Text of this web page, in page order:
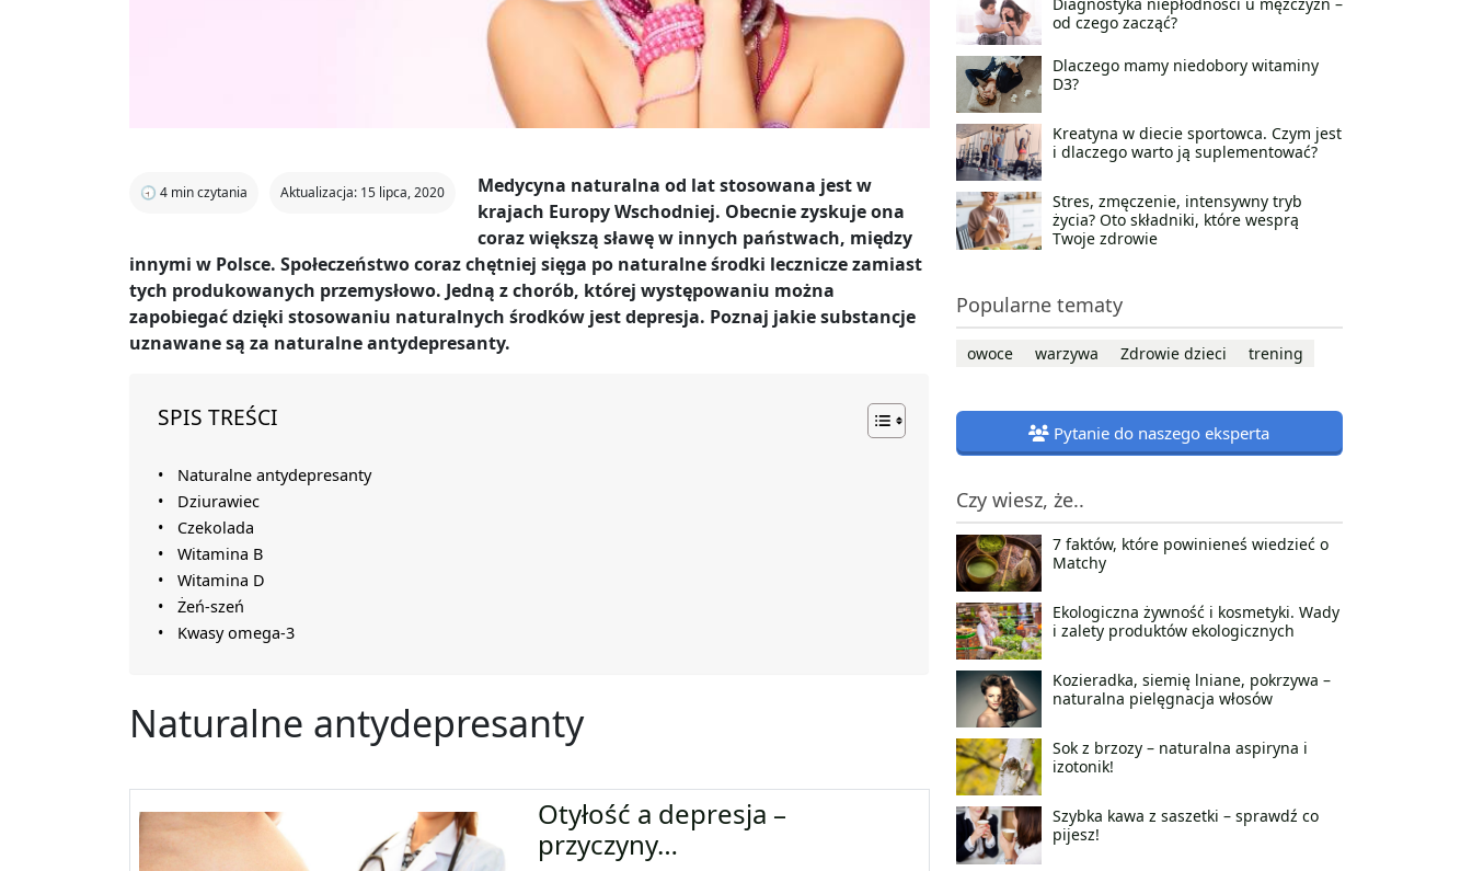
🕣 4 min czytania Aktualizacja: 15 lipca, 2020
Medycyna naturalna od lat stosowana jest w
krajach Europy Wschodniej. Obecnie zyskuje ona
coraz większą sławę w innych państwach, między
innymi w Polsce. Społeczeństwo coraz chętniej sięga po naturalne środki lecznicze zamiast
tych produkowanych przemysłowo. Jedną z chorób, której występowaniu można
zapobiegać dzięki stosowaniu naturalnych środków jest depresja. Poznaj jakie substancje
uznawane są za naturalne antydepresanty.
SPIS TREŚCI
Naturalne antydepresanty
Dziurawiec
Czekolada
Witamina B
Witamina D
Żeń-szeń
Kwasy omega-3
Naturalne antydepresanty
Otyłość a depresja –
przyczyny…
od czego zacząć?
Dlaczego mamy niedobory witaminy
D3?
Kreatyna w diecie sportowca. Czym jest
i dlaczego warto ją suplementować?
Stres, zmęczenie, intensywny tryb
życia? Oto składniki, które wesprą
Twoje zdrowie
Popularne tematy
owoce warzywa Zdrowie dzieci trening
Pytanie do naszego eksperta
Czy wiesz, że..
7 faktów, które powinieneś wiedzieć o
Matchy
Ekologiczna żywność i kosmetyki. Wady
i zalety produktów ekologicznych
Kozieradka, siemię lniane, pokrzywa –
naturalna pielęgnacja włosów
Sok z brzozy – naturalna aspiryna i
izotonik!
Szybka kawa z saszetki – sprawdź co
pijesz!